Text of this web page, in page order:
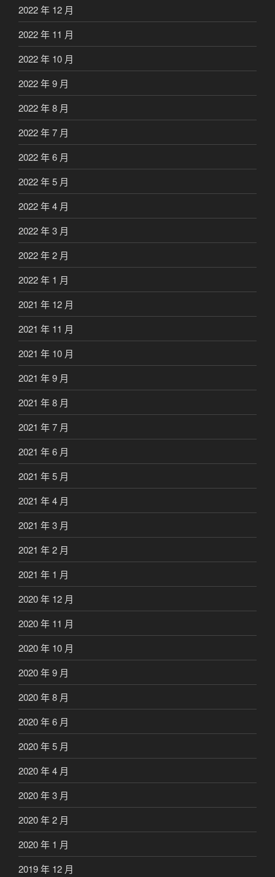
2022 年 12 月
2022 年 11 月
2022 年 10 月
2022 年 9 月
2022 年 8 月
2022 年 7 月
2022 年 6 月
2022 年 5 月
2022 年 4 月
2022 年 3 月
2022 年 2 月
2022 年 1 月
2021 年 12 月
2021 年 11 月
2021 年 10 月
2021 年 9 月
2021 年 8 月
2021 年 7 月
2021 年 6 月
2021 年 5 月
2021 年 4 月
2021 年 3 月
2021 年 2 月
2021 年 1 月
2020 年 12 月
2020 年 11 月
2020 年 10 月
2020 年 9 月
2020 年 8 月
2020 年 6 月
2020 年 5 月
2020 年 4 月
2020 年 3 月
2020 年 2 月
2020 年 1 月
2019 年 12 月